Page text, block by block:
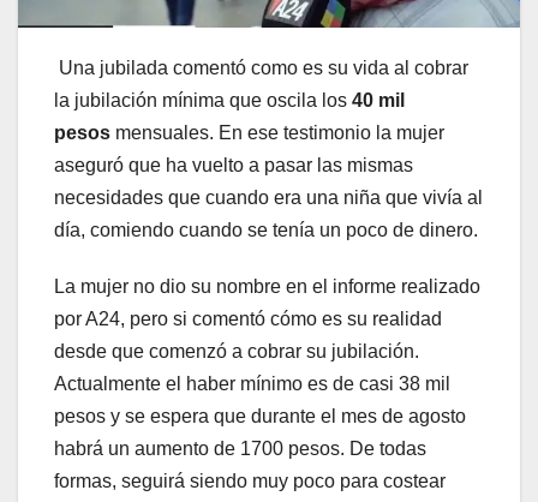
Una jubilada comentó como es su vida al cobrar
la jubilación mínima que oscila los 40 mil
pesos mensuales. En ese testimonio la mujer
aseguró que ha vuelto a pasar las mismas
necesidades que cuando era una niña que vivía al
día, comiendo cuando se tenía un poco de dinero.
La mujer no dio su nombre en el informe realizado
por A24, pero si comentó cómo es su realidad
desde que comenzó a cobrar su jubilación.
Actualmente el haber mínimo es de casi 38 mil
pesos y se espera que durante el mes de agosto
habrá un aumento de 1700 pesos. De todas
formas, seguirá siendo muy poco para costear